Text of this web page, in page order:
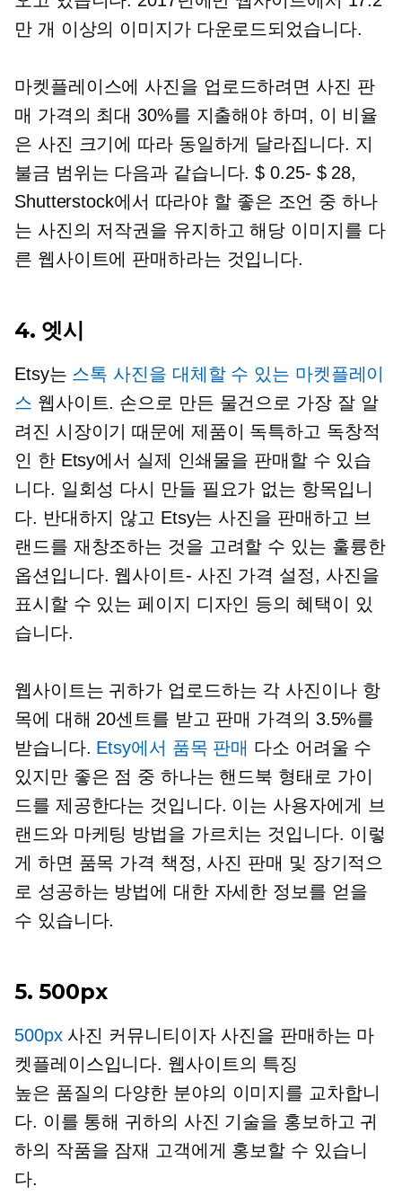
만 개 이상의 이미지가 다운로드되었습니다.
마켓플레이스에 사진을 업로드하려면 사진 판
매 가격의 최대 30%를 지출해야 하며, 이 비율
은 사진 크기에 따라 동일하게 달라집니다. 지
불금 범위는 다음과 같습니다.$ 0.25- $ 28,
Shutterstock에서 따라야 할 좋은 조언 중 하나
는 사진의 저작권을 유지하고 해당 이미지를 다
른 웹사이트에 판매하라는 것입니다.
4. 엣시
Etsy는 스톡 사진을 대체할 수 있는 마켓플레이
스 웹사이트. 손으로 만든 물건으로 가장 잘 알
려진 시장이기 때문에 제품이 독특하고 독창적
인 한 Etsy에서 실제 인쇄물을 판매할 수 있습
니다. 일회성 다시 만들 필요가 없는 항목입니
다. 반대하지 않고 Etsy는 사진을 판매하고 브
랜드를 재창조하는 것을 고려할 수 있는 훌륭한
옵션입니다. 웹사이트- 사진 가격 설정, 사진을
표시할 수 있는 페이지 디자인 등의 혜택이 있
습니다.
웹사이트는 귀하가 업로드하는 각 사진이나 항
목에 대해 20센트를 받고 판매 가격의 3.5%를
받습니다. Etsy에서 품목 판매 다소 어려울 수
있지만 좋은 점 중 하나는 핸드북 형태로 가이
드를 제공한다는 것입니다. 이는 사용자에게 브
랜드와 마케팅 방법을 가르치는 것입니다. 이렇
게 하면 품목 가격 책정, 사진 판매 및 장기적으
로 성공하는 방법에 대한 자세한 정보를 얻을
수 있습니다.
5. 500px
500px사진 커뮤니티이자 사진을 판매하는 마
켓플레이스입니다. 웹사이트의 특징
높은 품질의 다양한 분야의 이미지를 교차합니
다. 이를 통해 귀하의 사진 기술을 홍보하고 귀
하의 작품을 잠재 고객에게 홍보할 수 있습니
다.